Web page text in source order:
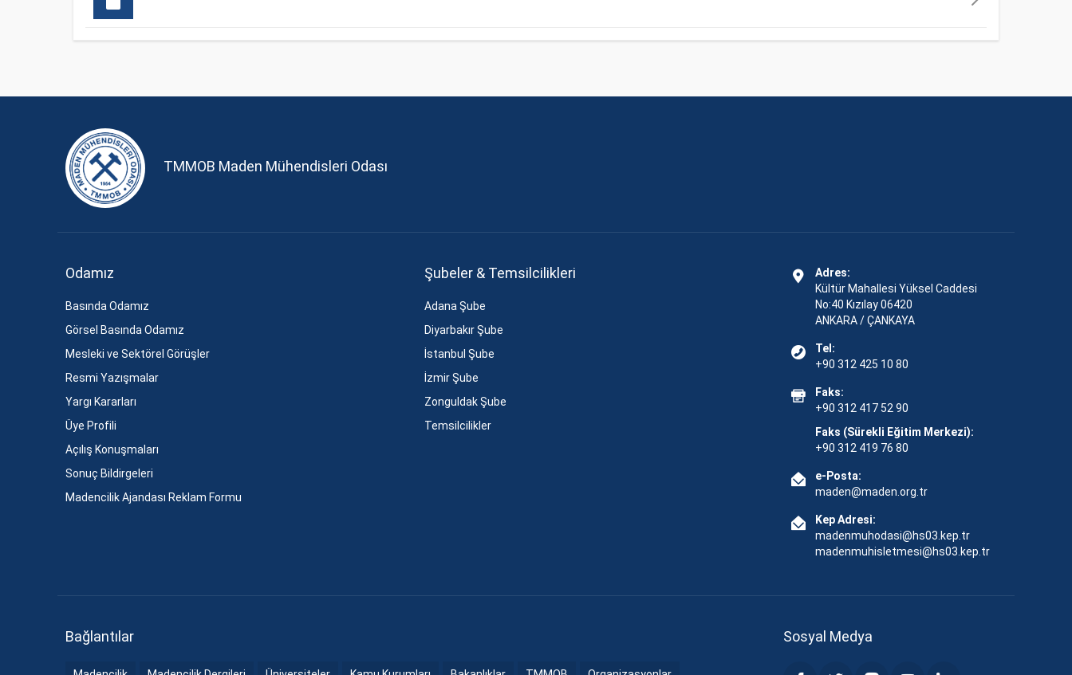
TMMOB Maden Mühendisleri Odası
Odamız
Basında Odamız
Görsel Basında Odamız
Mesleki ve Sektörel Görüşler
Resmi Yazışmalar
Yargı Kararları
Üye Profili
Açılış Konuşmaları
Sonuç Bildirgeleri
Madencilik Ajandası Reklam Formu
Şubeler & Temsilcilikleri
Adana Şube
Diyarbakır Şube
İstanbul Şube
İzmir Şube
Zonguldak Şube
Temsilcilikler
Adres:
Kültür Mahallesi Yüksel Caddesi
No:40 Kızılay 06420
ANKARA / ÇANKAYA
Tel:
+90 312 425 10 80
Faks:
+90 312 417 52 90
Faks (Sürekli Eğitim Merkezi):
+90 312 419 76 80
e-Posta:
maden@maden.org.tr
Kep Adresi:
madenmuhodasi@hs03.kep.tr
madenmuhisletmesi@hs03.kep.tr
Bağlantılar Sosyal Medya